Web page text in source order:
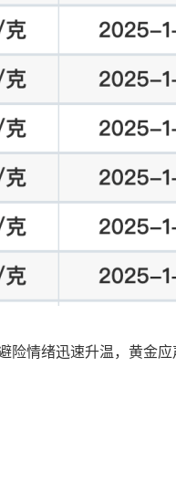
情绪迅速升温，黄金